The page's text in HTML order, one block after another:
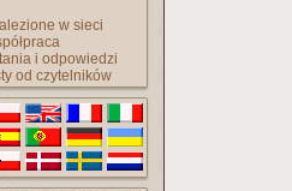
w sieci
i odpowiedzi
od czytelników